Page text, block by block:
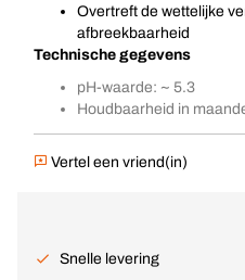
Overtreft de wettelijke
afbreekbaarheid
Technische gegevens
pH-waarde: ~ 5.3
Houdbaarheid in
Vertel een vriend(in)
Snelle levering